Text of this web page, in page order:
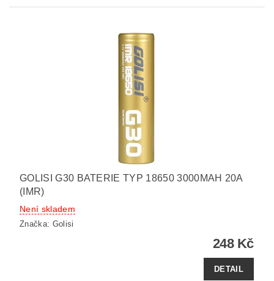
GOLISI G30 BATERIE TYP 18650 3000MAH 20A
(IMR)
Není skladem
Značka: Golisi
248 Kč
DETAIL